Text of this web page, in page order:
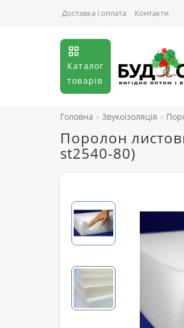
Доставка і оплата Контакти
Каталог
товарів
Головна Звукоізоляція
Поролон
st2540-80)